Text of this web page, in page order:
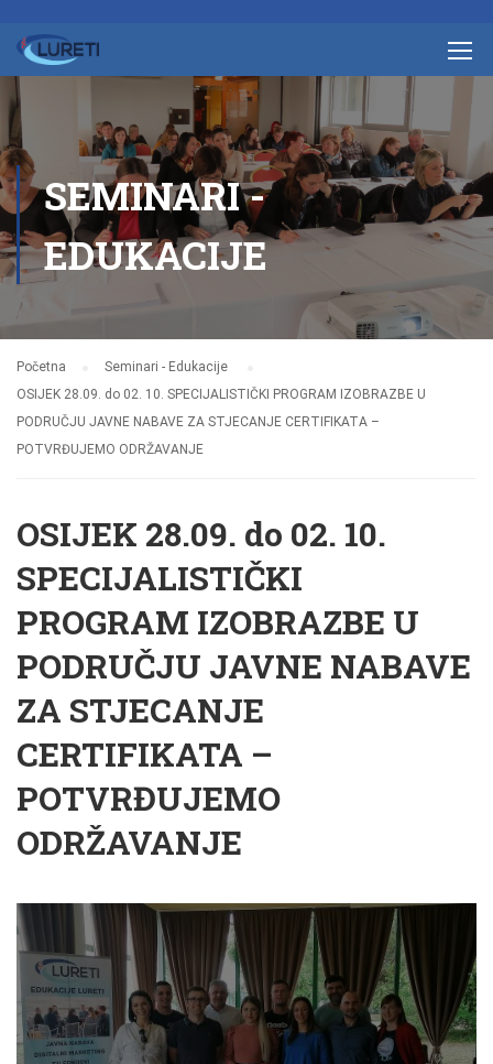
SEMINARI -
EDUKACIJE
Početna
Seminari - Edukacije
OSIJEK 28.09. do 02. 10. SPECIJALISTIČKI PROGRAM IZOBRAZBE U
PODRUČJU JAVNE NABAVE ZA STJECANJE CERTIFIKATA –
POTVRĐUJEMO ODRŽAVANJE
OSIJEK 28.09. do 02. 10.
SPECIJALISTIČKI
PROGRAM IZOBRAZBE U
PODRUČJU JAVNE NABAVE
ZA STJECANJE
CERTIFIKATA –
POTVRĐUJEMO
ODRŽAVANJE